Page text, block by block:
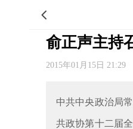
俞正声主持
2015年01月15日 21:29
中共中央政治局
共政协第十二届